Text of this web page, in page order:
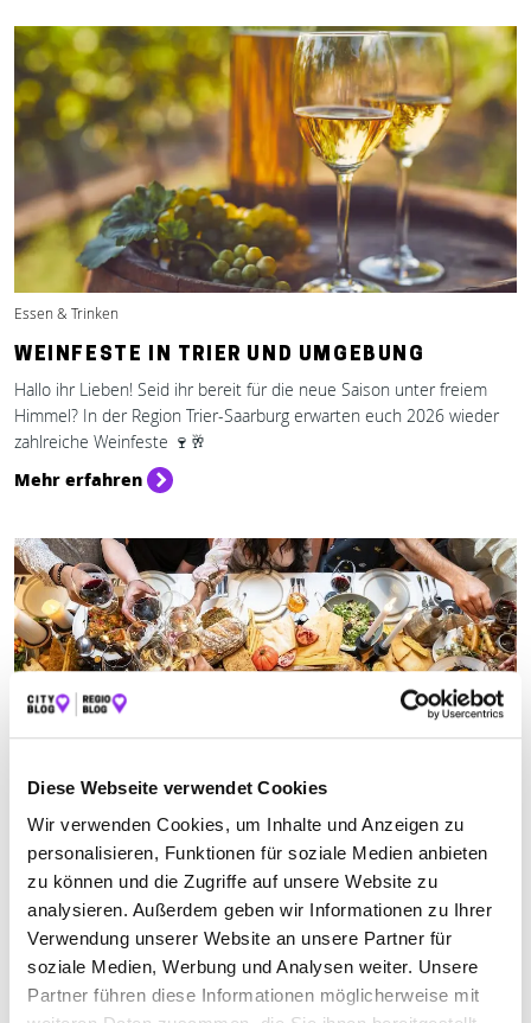
Diese Webseite verwendet Cookies
Wir verwenden Cookies, um Inhalte und Anzeigen zu
personalisieren, Funktionen für soziale Medien anbieten
zu können und die Zugriffe auf unsere Website zu
analysieren. Außerdem geben wir Informationen zu Ihrer
Verwendung unserer Website an unsere Partner für
soziale Medien, Werbung und Analysen weiter. Unsere
Partner führen diese Informationen möglicherweise mit
Essen & Trinken
WEINFESTE IN TRIER UND UMGEBUNG
Hallo ihr Lieben! Seid ihr bereit für die neue Saison unter freiem
Himmel? In der Region Trier-Saarburg erwarten euch 2026 wieder
zahlreiche Weinfeste 🍷🥂
Mehr erfahren
Essen & Trinken
KULINARISCHE VIELFALT – TEIL 2: …
Ihr esst gerne Türkisch, Indisch, Koratisch oder klassisch
Italienisch? Die Region rund um Trier bietet eine Vielzahl
internationaler Restaurants. Die besten haben wir hier für euer
kulinarisches Abenteuer gesammelt! 🌯
Mehr erfahren